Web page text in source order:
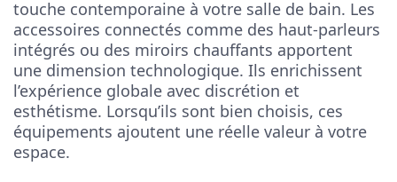
touche contemporaine à votre salle de bain. Les
accessoires connectés comme des haut-parleurs
intégrés ou des miroirs chauffants apportent
une dimension technologique. Ils enrichissent
l’expérience globale avec discrétion et
esthétisme. Lorsqu’ils sont bien choisis, ces
équipements ajoutent une réelle valeur à votre
espace.